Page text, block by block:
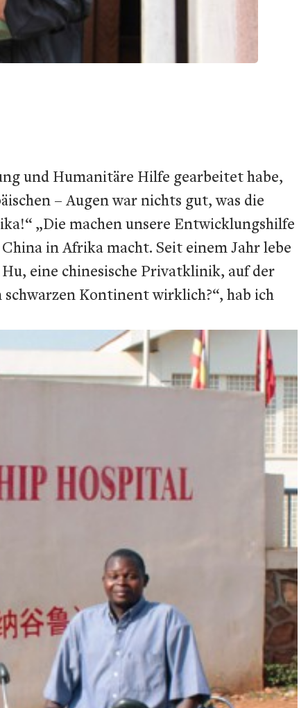
und Humanitäre Hilfe gearbeitet habe,
– Augen war nichts gut, was die
„Die machen unsere Entwicklungshilfe
in Afrika macht. Seit einem Jahr lebe
eine chinesische Privatklinik, auf der
Kontinent wirklich?“, hab ich